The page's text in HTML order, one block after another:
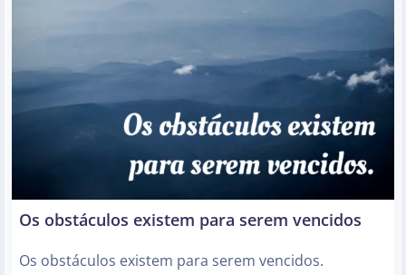
Os obstáculos existem para serem vencidos
Os obstáculos existem para serem vencidos.